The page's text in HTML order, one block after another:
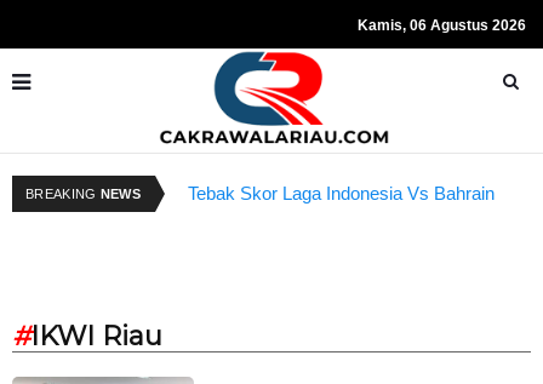
Kamis, 06 Agustus 2026
BREAKING NEWS
Tebak Skor Laga Indonesia Vs Bahrain
#IKWI Riau